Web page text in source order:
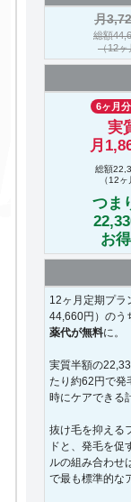
月
総額
（12ヶ
6ヶ月
実
月
総額
（12ヶ
つま
お得
12ヶ月定期プラ
44,660円）のう
薬代が無料に。
実質半額の
たり約62円で発
時にケアできる
抜け毛を抑える
ドと、発毛を促
ルの組み合わせ
で最も標準的な